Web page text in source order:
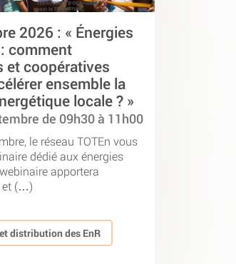
2026 : « Énergies
comment
et coopératives
ensemble la
locale ? »
de 09h30 à 11h00
le réseau TOTEn vous
dédié aux énergies
apportera
et (…)
distribution des EnR